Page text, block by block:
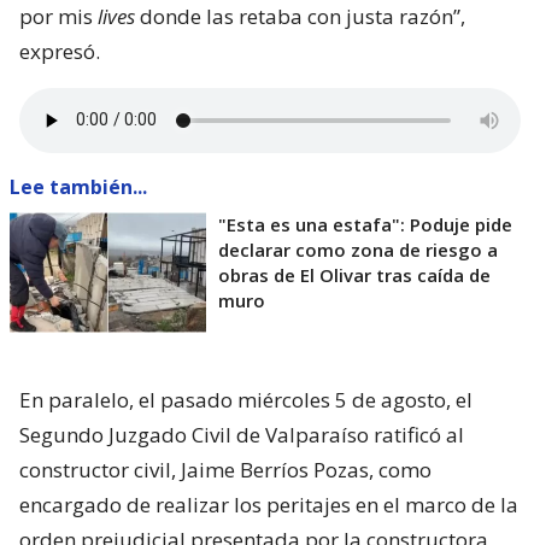
por mis livesdonde las retaba con justa razón”,
expresó.
Lee también...
"Esta es una estafa": Poduje pide
declarar como zona de riesgo a
obras de El Olivar tras caída de
muro
En paralelo, el pasado miércoles 5 de agosto, el
Segundo Juzgado Civil de Valparaíso ratificó al
constructor civil, Jaime Berríos Pozas, como
encargado de realizar los peritajes en el marco de la
orden prejudicial presentada por la constructora